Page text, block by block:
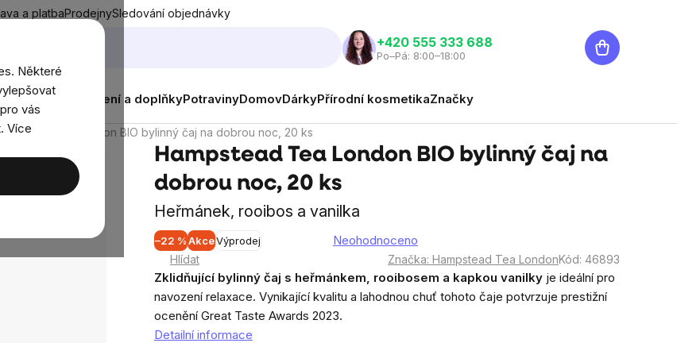
Některé
vás
Více
a platbaProdejnySledování objednávky
‭+420 555 333 688
Po–Pá: 8:00–18:00
Nákupní
košík
ŽenyDěti Oblečení a doplňkyPotravinyDomovDárkyPřírodní kosmetikaZnačky
Tea London BIO bylinný čaj na dobrou noc, 20 ks
Hampstead Tea London BIO bylinný čaj na
dobrou noc, 20 ks
Heřmánek, rooibos a vanilka
–22 %AkceVýprodej
produktu
je
0,0
Neohodnoceno
Hlídat Značka: Hampstead Tea LondonKód: 46893
Zklidňující bylinný čaj s heřmánkem, rooibosem a kapkou vanilky je ideální pro
navození relaxace. Vynikající kvalitu a lahodnou chuť tohoto čaje potvrzuje prestižní
ocenění Great Taste Awards 2023.
Detailní informace